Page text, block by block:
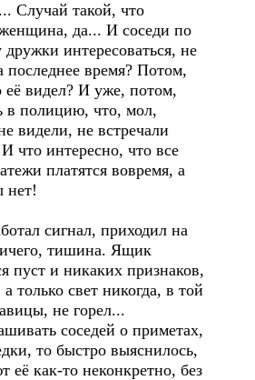
Случай такой, что
да... И соседи по
интересоваться, не
последнее время? Потом,
её видел? И уже, потом,
в полицию, что, мол,
видели, не встречали
что интересно, что все
платятся вовремя, а
нет!
сигнал, приходил на
тишина. Ящик
пуст и никаких признаков,
только свет никогда, в той
не горел...
соседей о приметах,
то быстро выяснилось,
её как-то неконкретно, без